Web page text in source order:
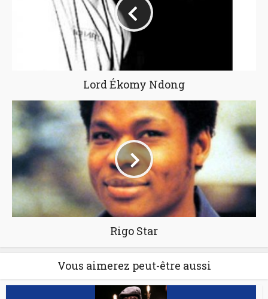
Lord Ékomy Ndong
Rigo Star
Vous aimerez peut-être aussi